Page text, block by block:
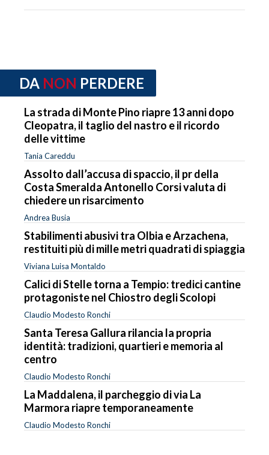
DA NON PERDERE
La strada di Monte Pino riapre 13 anni dopo
Cleopatra, il taglio del nastro e il ricordo
delle vittime
Tania Careddu
Assolto dall’accusa di spaccio, il pr della
Costa Smeralda Antonello Corsi valuta di
chiedere un risarcimento
Andrea Busia
Stabilimenti abusivi tra Olbia e Arzachena,
restituiti più di mille metri quadrati di spiaggia
Viviana Luisa Montaldo
Calici di Stelle torna a Tempio: tredici cantine
protagoniste nel Chiostro degli Scolopi
Claudio Modesto Ronchi
Santa Teresa Gallura rilancia la propria
identità: tradizioni, quartieri e memoria al
centro
Claudio Modesto Ronchi
La Maddalena, il parcheggio di via La
Marmora riapre temporaneamente
Claudio Modesto Ronchi